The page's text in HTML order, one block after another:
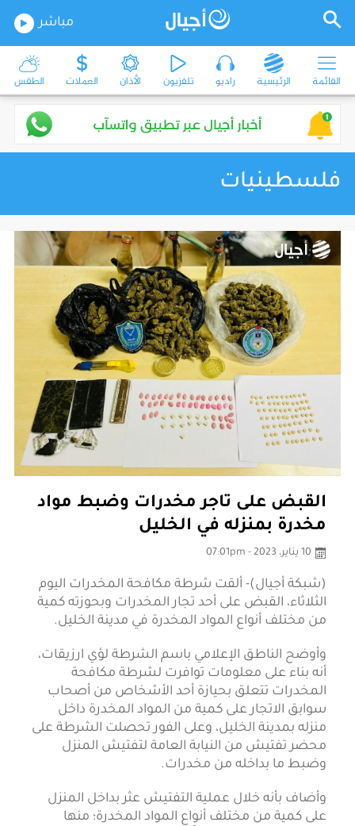
مباشر
القائمة الرئيسية راديو تلفزيون الأذان العملات الطقس
فلسطينيات
القبض على تاجر مخدرات وضبط مواد
مخدرة بمنزله في الخليل
10 يناير، 2023 - 07:01pm
(شبكة أجيال)- ألقت شرطة مكافحة المخدرات اليوم
الثلاثاء، القبض على أحد تجار المخدرات وبحوزته كمية
من مختلف أنواع المواد المخدرة في مدينة الخليل.
وأوضح الناطق الإعلامي باسم الشرطة لؤي ارزيقات،
أنه بناء على معلومات توافرت لشرطة مكافحة
المخدرات تتعلق بحيازة أحد الأشخاص من أصحاب
سوابق الاتجار على كمية من المواد المخدرة داخل
منزله بمدينة الخليل، وعلى الفور تحصلت الشرطة على
محضر تفتيش من النيابة العامة لتفتيش المنزل
وضبط ما بداخله من مخدرات.
وأضاف بأنه خلال عملية التفتيش عثر بداخل المنزل
على كمية من مختلف أنواع المواد المخدرة؛ منها